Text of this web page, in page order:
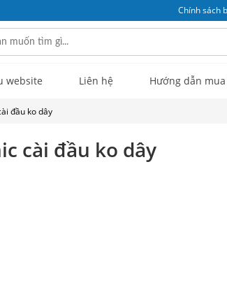
Chính sách
website Liên hệ Hướng dẫn
đầu ko dây
cài đầu ko dây